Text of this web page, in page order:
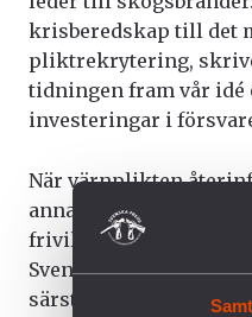
krisberedskap till det
pliktrekrytering,
tidningen fram vår
investeringar i
När värnplikten
annat med att
frivilliga.
Svenska Freds var
särställning.